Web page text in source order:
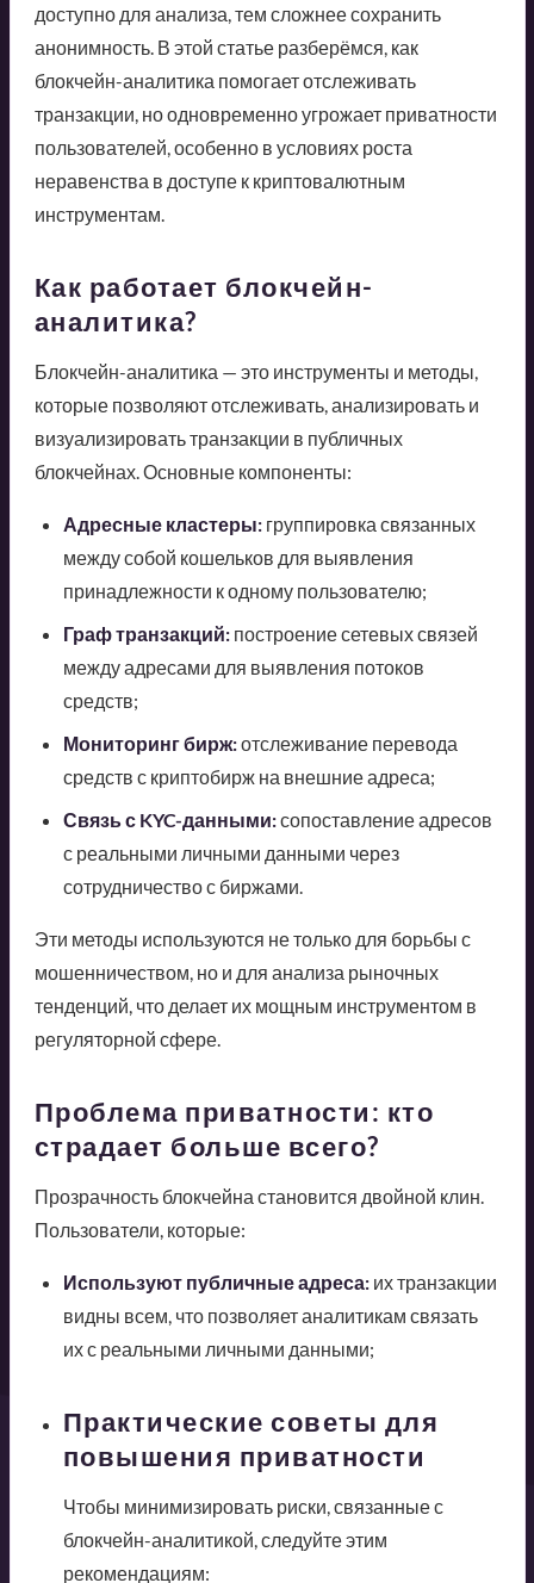
доступно для анализа, тем сложнее сохранить
анонимность. В этой статье разберёмся, как
блокчейн-аналитика помогает отслеживать
транзакции, но одновременно угрожает приватности
пользователей, особенно в условиях роста
неравенства в доступе к криптовалютным
инструментам.
Как работает блокчейн-
аналитика?
Блокчейн-аналитика — это инструменты и методы,
которые позволяют отслеживать, анализировать и
визуализировать транзакции в публичных
блокчейнах. Основные компоненты:
Адресные кластеры:группировка связанных
между собой кошельков для выявления
принадлежности к одному пользователю;
Граф транзакций:построение сетевых связей
между адресами для выявления потоков
средств;
Мониторинг бирж:отслеживание перевода
средств с криптобирж на внешние адреса;
Связь с KYC-данными:сопоставление адресов
с реальными личными данными через
сотрудничество с биржами.
Эти методы используются не только для борьбы с
мошенничеством, но и для анализа рыночных
тенденций, что делает их мощным инструментом в
регуляторной сфере.
Проблема приватности: кто
страдает больше всего?
Прозрачность блокчейна становится двойной клин.
Пользователи, которые:
Используют публичные адреса:их транзакции
видны всем, что позволяет аналитикам связать
их с реальными личными данными;
Практические советы для
повышения приватности
Чтобы минимизировать риски, связанные с
блокчейн-аналитикой, следуйте этим
рекомендациям: